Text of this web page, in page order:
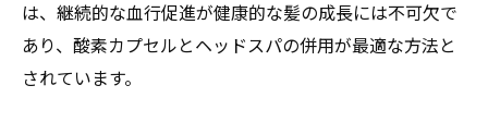
は、継続的な血行促進が健康的な髪の成長には不可欠で
あり、酸素カプセルとヘッドスパの併用が最適な方法と
されています。